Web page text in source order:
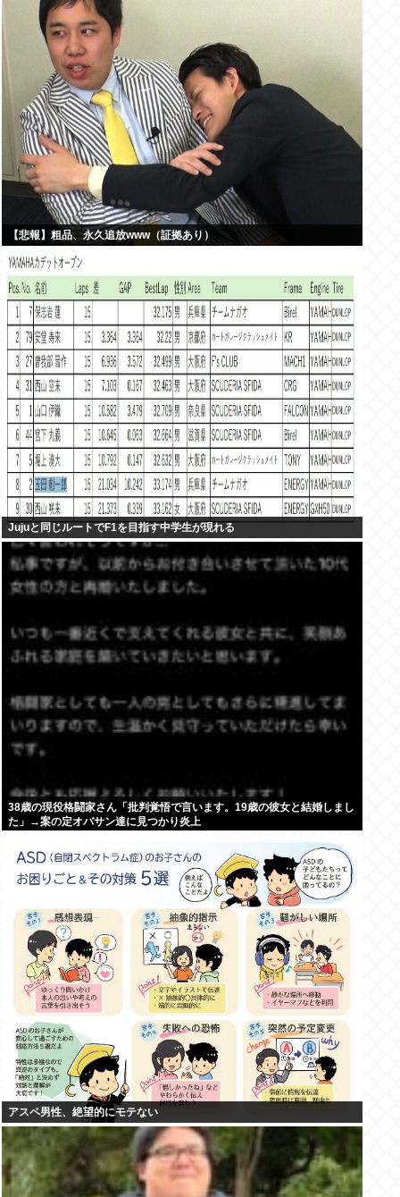
【悲報】粗品、永久追放www（証拠あり）
Jujuと同じルートでF1を目指す中学生が現れる
38歳の現役格闘家さん「批判覚悟で言います。19歳の彼女と結婚しまし
た」→案の定オバサン達に見つかり炎上
アスペ男性、絶望的にモテない